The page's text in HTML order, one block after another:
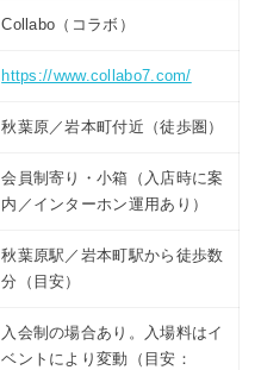
Collabo（コラボ）
https://www.collabo7.com/
秋葉原／岩本町付近（徒歩圏）
会員制寄り・小箱（入店時に案
内／インターホン運用あり）
秋葉原駅／岩本町駅から徒歩数
分（目安）
入会制の場合あり。入場料はイ
ベントにより変動（目安：